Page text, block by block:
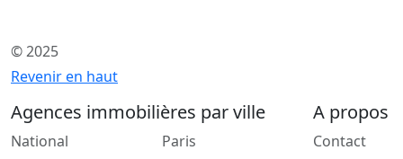
© 2025
Revenir en haut
Agences immobilières par ville
National
Paris
A propos
Contact